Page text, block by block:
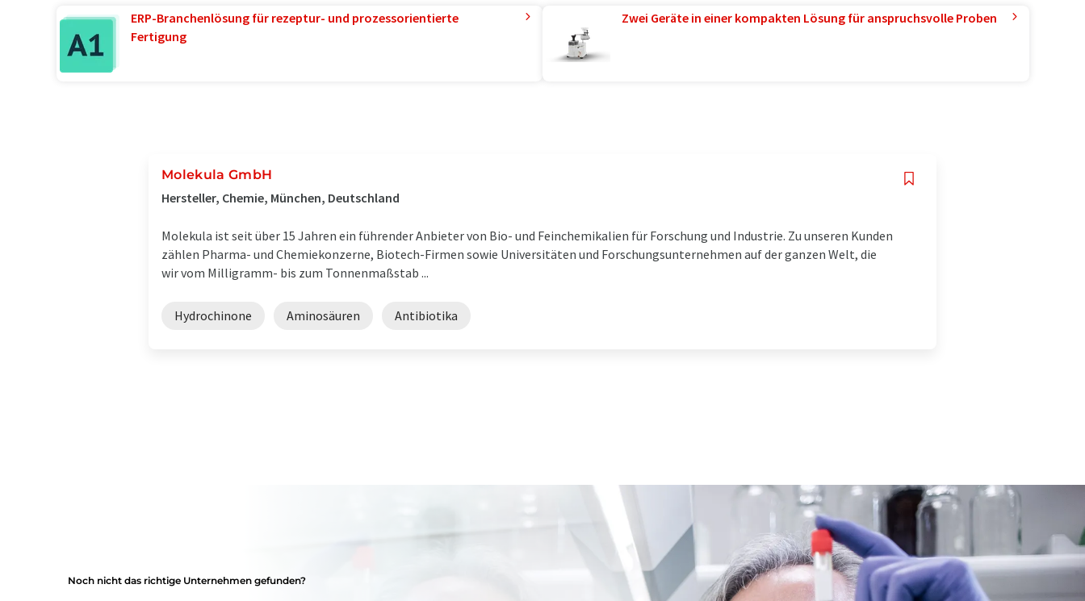
ERP-Branchenlösung für rezeptur- und prozessorientierte
Fertigung
Zwei Geräte in einer kompakten Lösung für anspruchsvolle Proben
Molekula GmbH
Hersteller, Chemie, München, Deutschland
Molekula ist seit über 15 Jahren ein führender Anbieter von Bio- und Feinchemikalien für Forschung und Industrie. Zu unseren Kunden
zählen Pharma- und Chemiekonzerne, Biotech-Firmen sowie Universitäten und Forschungsunternehmen auf der ganzen Welt, die
wir vom Milligramm- bis zum Tonnenmaßstab ...
Hydrochinone Aminosäuren Antibiotika
Noch nicht das richtige Unternehmen gefunden?